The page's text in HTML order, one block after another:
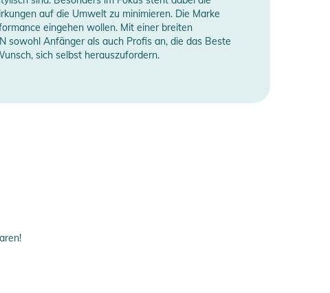
auf die Umwelt zu minimieren. Die Marke
eingehen wollen. Mit einer breiten
sowohl Anfänger als auch Profis an, die das Beste
sich selbst herauszufordern.